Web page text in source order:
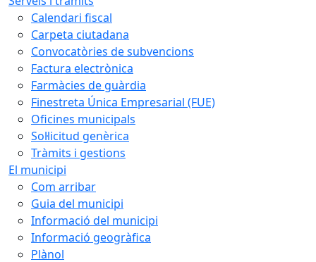
Calendari fiscal
Carpeta ciutadana
Convocatòries de subvencions
Factura electrònica
Farmàcies de guàrdia
Finestreta Única Empresarial (FUE)
Oficines municipals
Sol·licitud genèrica
Tràmits i gestions
El municipi
Com arribar
Guia del municipi
Informació del municipi
Informació geogràfica
Plànol